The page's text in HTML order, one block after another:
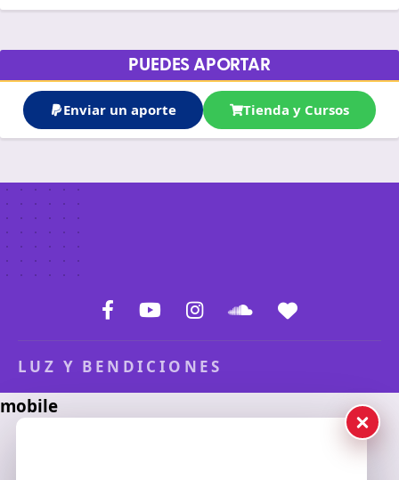
PUEDES APORTAR
Enviar un aporte Tienda y Cursos
LUZ Y BENDICIONES